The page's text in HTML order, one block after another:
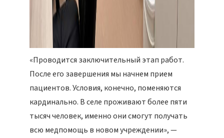
«Проводится заключительный этап работ.
После его завершения мы начнем прием
пациентов. Условия, конечно, поменяются
кардинально. В селе проживают более пяти
тысяч человек, именно они смогут получать
всю медпомощь в новом учреждении», —